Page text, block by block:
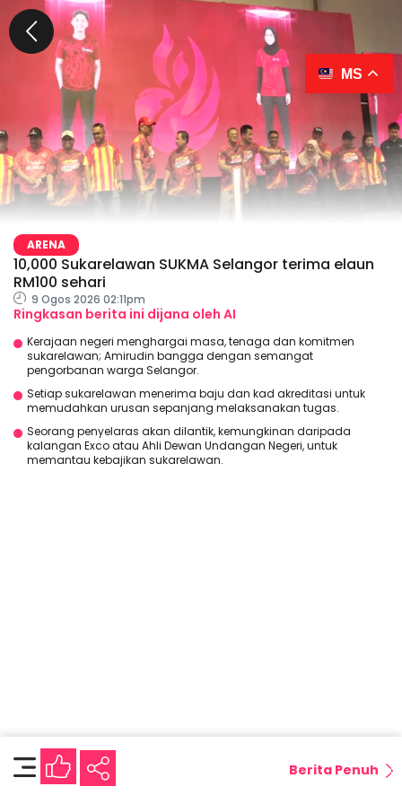
ARENA
10,000 Sukarelawan SUKMA Selangor terima elaun
RM100 sehari
9 Ogos 2026 02:11pm
Ringkasan berita ini dijana oleh AI
Kerajaan negeri menghargai masa, tenaga dan komitmen
sukarelawan; Amirudin bangga dengan semangat
pengorbanan warga Selangor.
Setiap sukarelawan menerima baju dan kad akreditasi untuk
memudahkan urusan sepanjang melaksanakan tugas.
Seorang penyelaras akan dilantik, kemungkinan daripada
kalangan Exco atau Ahli Dewan Undangan Negeri, untuk
memantau kebajikan sukarelawan.
Berita Penuh
MS